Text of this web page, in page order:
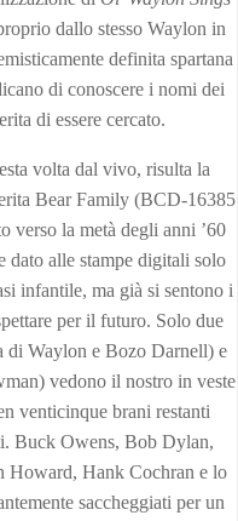
dallo stesso Waylon in
definita spartana
di conoscere i nomi dei
di essere cercato.
volta dal vivo, risulta la
Bear Family (BCD-16385
verso la metà degli anni ’60
dato alle stampe digitali solo
infantile, ma già si sentono i
per il futuro. Solo due
di Waylon e Bozo Darnell) e
vedono il nostro in veste
venticinque brani restanti
Buck Owens, Bob Dylan,
Howard, Hank Cochran e lo
saccheggiati per un